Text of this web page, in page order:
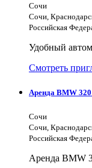
Сочи
Сочи,
Российская
Удобный
Смотреть
Аренда BMW
Сочи
Сочи,
Российская
Аренда BMW